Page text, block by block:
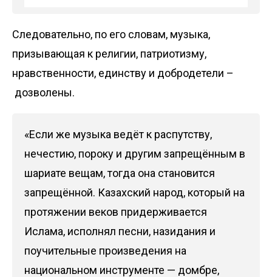
Следовательно, по его словам, музыка,
призывающая к религии, патриотизму,
нравственности, единству и добродетели –
дозволены.
«Если же музыка ведёт к распутству,
нечестию, пороку и другим запрещённым в
шариате вещам, тогда она становится
запрещённой. Казахский народ, который на
протяжении веков придерживается
Ислама, исполнял песни, назидания и
поучительные произведения на
национальном инструменте — домбре,